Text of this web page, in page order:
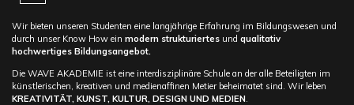
Wir bieten unseren Studenten eine langjährige Erfahrung im Bildungswesen und
durch unser Know How ein modern strukturiertes und qualitativ
hochwertiges Bildungsangebot.
Die WAVE AKADEMIE ist eine interdisziplinäre Schule an der alle Beteiligten im
künstlerischen, kreativen und medienaffinen Metier beheimatet sind. Wir leben
KREATIVITÄT, KUNST, KULTUR, DESIGN UND MEDIEN.